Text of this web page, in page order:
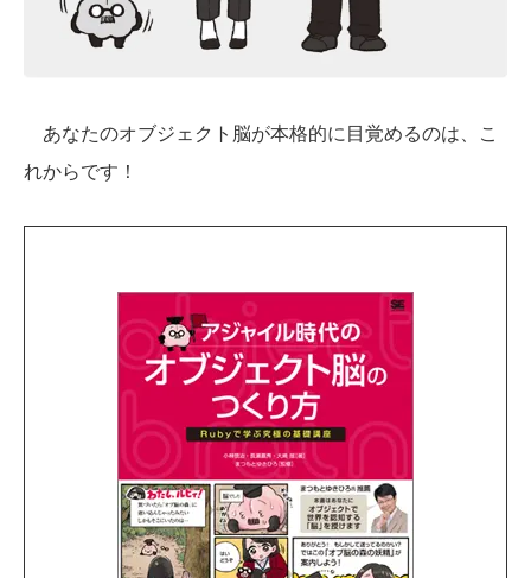
あなたのオブジェクト脳が本格的に目覚めるのは、こ
れからです！